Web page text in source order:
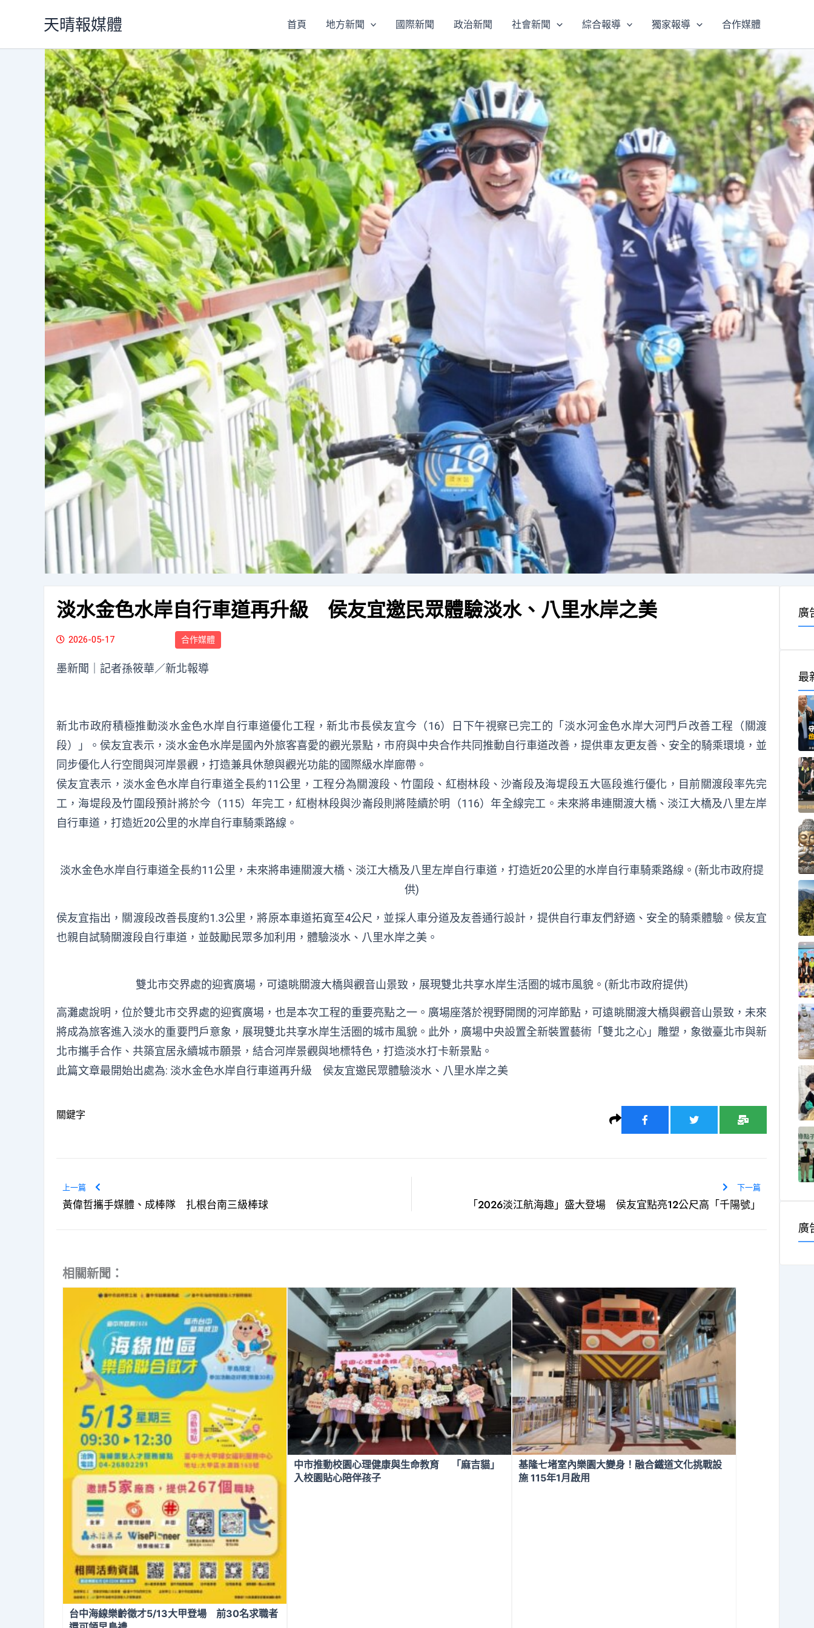
天晴報媒體 首頁 地方新聞 國際新聞 政治新聞 社會新聞 綜合報導 獨家報導 合作媒體
淡水金色水岸自行車道再升級 侯友宜邀民眾體驗淡水、八里水岸之美
2026-05-17 合作媒體
墨新聞 ｜記者孫筱華／新北報導
新北市政府積極推動淡水金色水岸自行車道優化工程，新北市長侯友宜今（16）日下午視察已完工的「淡水河金色水岸大河門戶改善工程（關渡
段）」。侯友宜表示，淡水金色水岸是國內外旅客喜愛的觀光景點，市府與中央合作共同推動自行車道改善，提供車友更友善、安全的騎乘環境，並
同步優化人行空間與河岸景觀，打造兼具休憩與觀光功能的國際級水岸廊帶。
侯友宜表示，淡水金色水岸自行車道全長約11公里，工程分為關渡段、竹圍段、紅樹林段、沙崙段及海堤段五大區段進行優化，目前關渡段率先完
工，海堤段及竹圍段預計將於今（115）年完工，紅樹林段與沙崙段則將陸續於明（116）年全線完工。未來將串連關渡大橋、淡江大橋及八里左岸
自行車道，打造近20公里的水岸自行車騎乘路線。
淡水金色水岸自行車道全長約11公里，未來將串連關渡大橋、淡江大橋及八里左岸自行車道，打造近20公里的水岸自行車騎乘路線。(新北市政府提
供)
侯友宜指出，關渡段改善長度約1.3公里，將原本車道拓寬至4公尺，並採人車分道及友善通行設計，提供自行車友們舒適、安全的騎乘體驗。侯友宜
也親自試騎關渡段自行車道，並鼓勵民眾多加利用，體驗淡水、八里水岸之美。
雙北市交界處的迎賓廣場，可遠眺關渡大橋與觀音山景致，展現雙北共享水岸生活圈的城市風貌。(新北市政府提供)
高灘處說明，位於雙北市交界處的迎賓廣場，也是本次工程的重要亮點之一。廣場座落於視野開闊的河岸節點，可遠眺關渡大橋與觀音山景致，未來
將成為旅客進入淡水的重要門戶意象，展現雙北共享水岸生活圈的城市風貌。此外，廣場中央設置全新裝置藝術「雙北之心」雕塑，象徵臺北市與新
北市攜手合作、共築宜居永續城市願景，結合河岸景觀與地標特色，打造淡水打卡新景點。
此篇文章最開始出處為: 淡水金色水岸自行車道再升級 侯友宜邀民眾體驗淡水、八里水岸之美
關鍵字
上一篇
黃偉哲攜手媒體、成棒隊 扎根台南三級棒球
下一篇
「2026淡江航海趣」盛大登場 侯友宜點亮12公尺高「千陽號」
相關新聞：
台中海線樂齡徵才5/13大甲登場 前30名求職者
中市推動校園心理健康與生命教育 「麻吉貓」
入校園貼心陪伴孩子
基隆七堵室內樂園大變身！融合鐵道文化挑戰設
施 115年1月啟用
廣
最
廣